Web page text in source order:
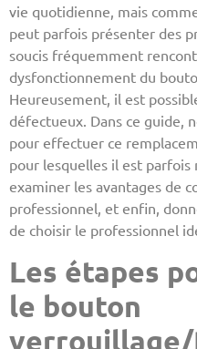
vie quotidienne, mais
peut parfois présenter des
soucis fréquemment
dysfonctionnement du
Heureusement, il est
défectueux. Dans ce guide,
pour effectuer ce
pour lesquelles il est parfois
examiner les avantages de
professionnel, et enfin,
de choisir le professionnel
Les étapes
le bouton
verrouillage/